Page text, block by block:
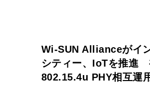
Wi-SUN Allianceがイ
シティー、IoTを推進
802.15.4u PHY相互運